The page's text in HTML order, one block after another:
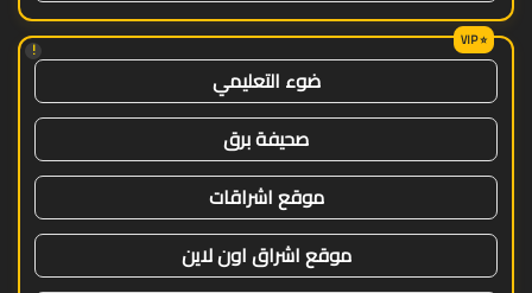
!
ضوء التعليمي
صحيفة برق
موقع اشراقات
موقع اشراق اون لاين